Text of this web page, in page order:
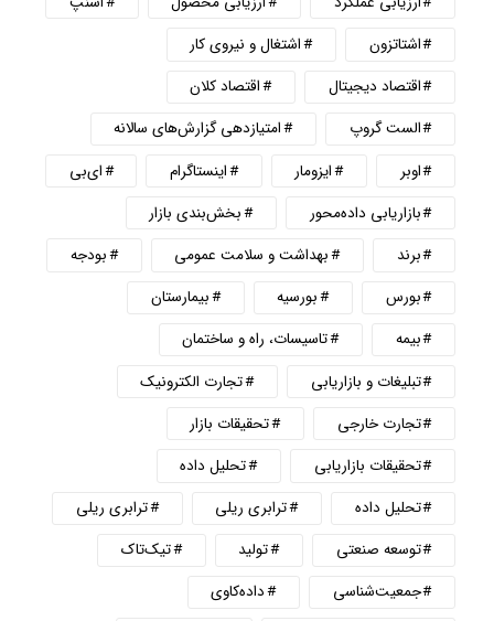
اشتاتزون
اشتغال و نیروی کار
اقتصاد دیجیتال
اقتصاد کلان
الست گروپ
امتیازدهی گزارش‌های سالانه
اوبر
ایزومار اینستاگرام
ای‌بی
بازاریابی داده‌محور
بخش‌بندی بازار
برند
بهداشت و سلامت عمومی
بودجه
بورس
بورسیه
بیمارستان
بیمه
تاسیسات، راه و ساختمان
تبلیغات و بازاریابی
تجارت الکترونیک
تجارت خارجی
تحقیقات بازار
تحقیقات بازاریابی
تحلیل داده
تحلیل داده
ترابری ریلی
ترابری ریلی
توسعه صنعتی
تولید
تیک‌تاک
جمعیت‌شناسی
داده‌کاوی